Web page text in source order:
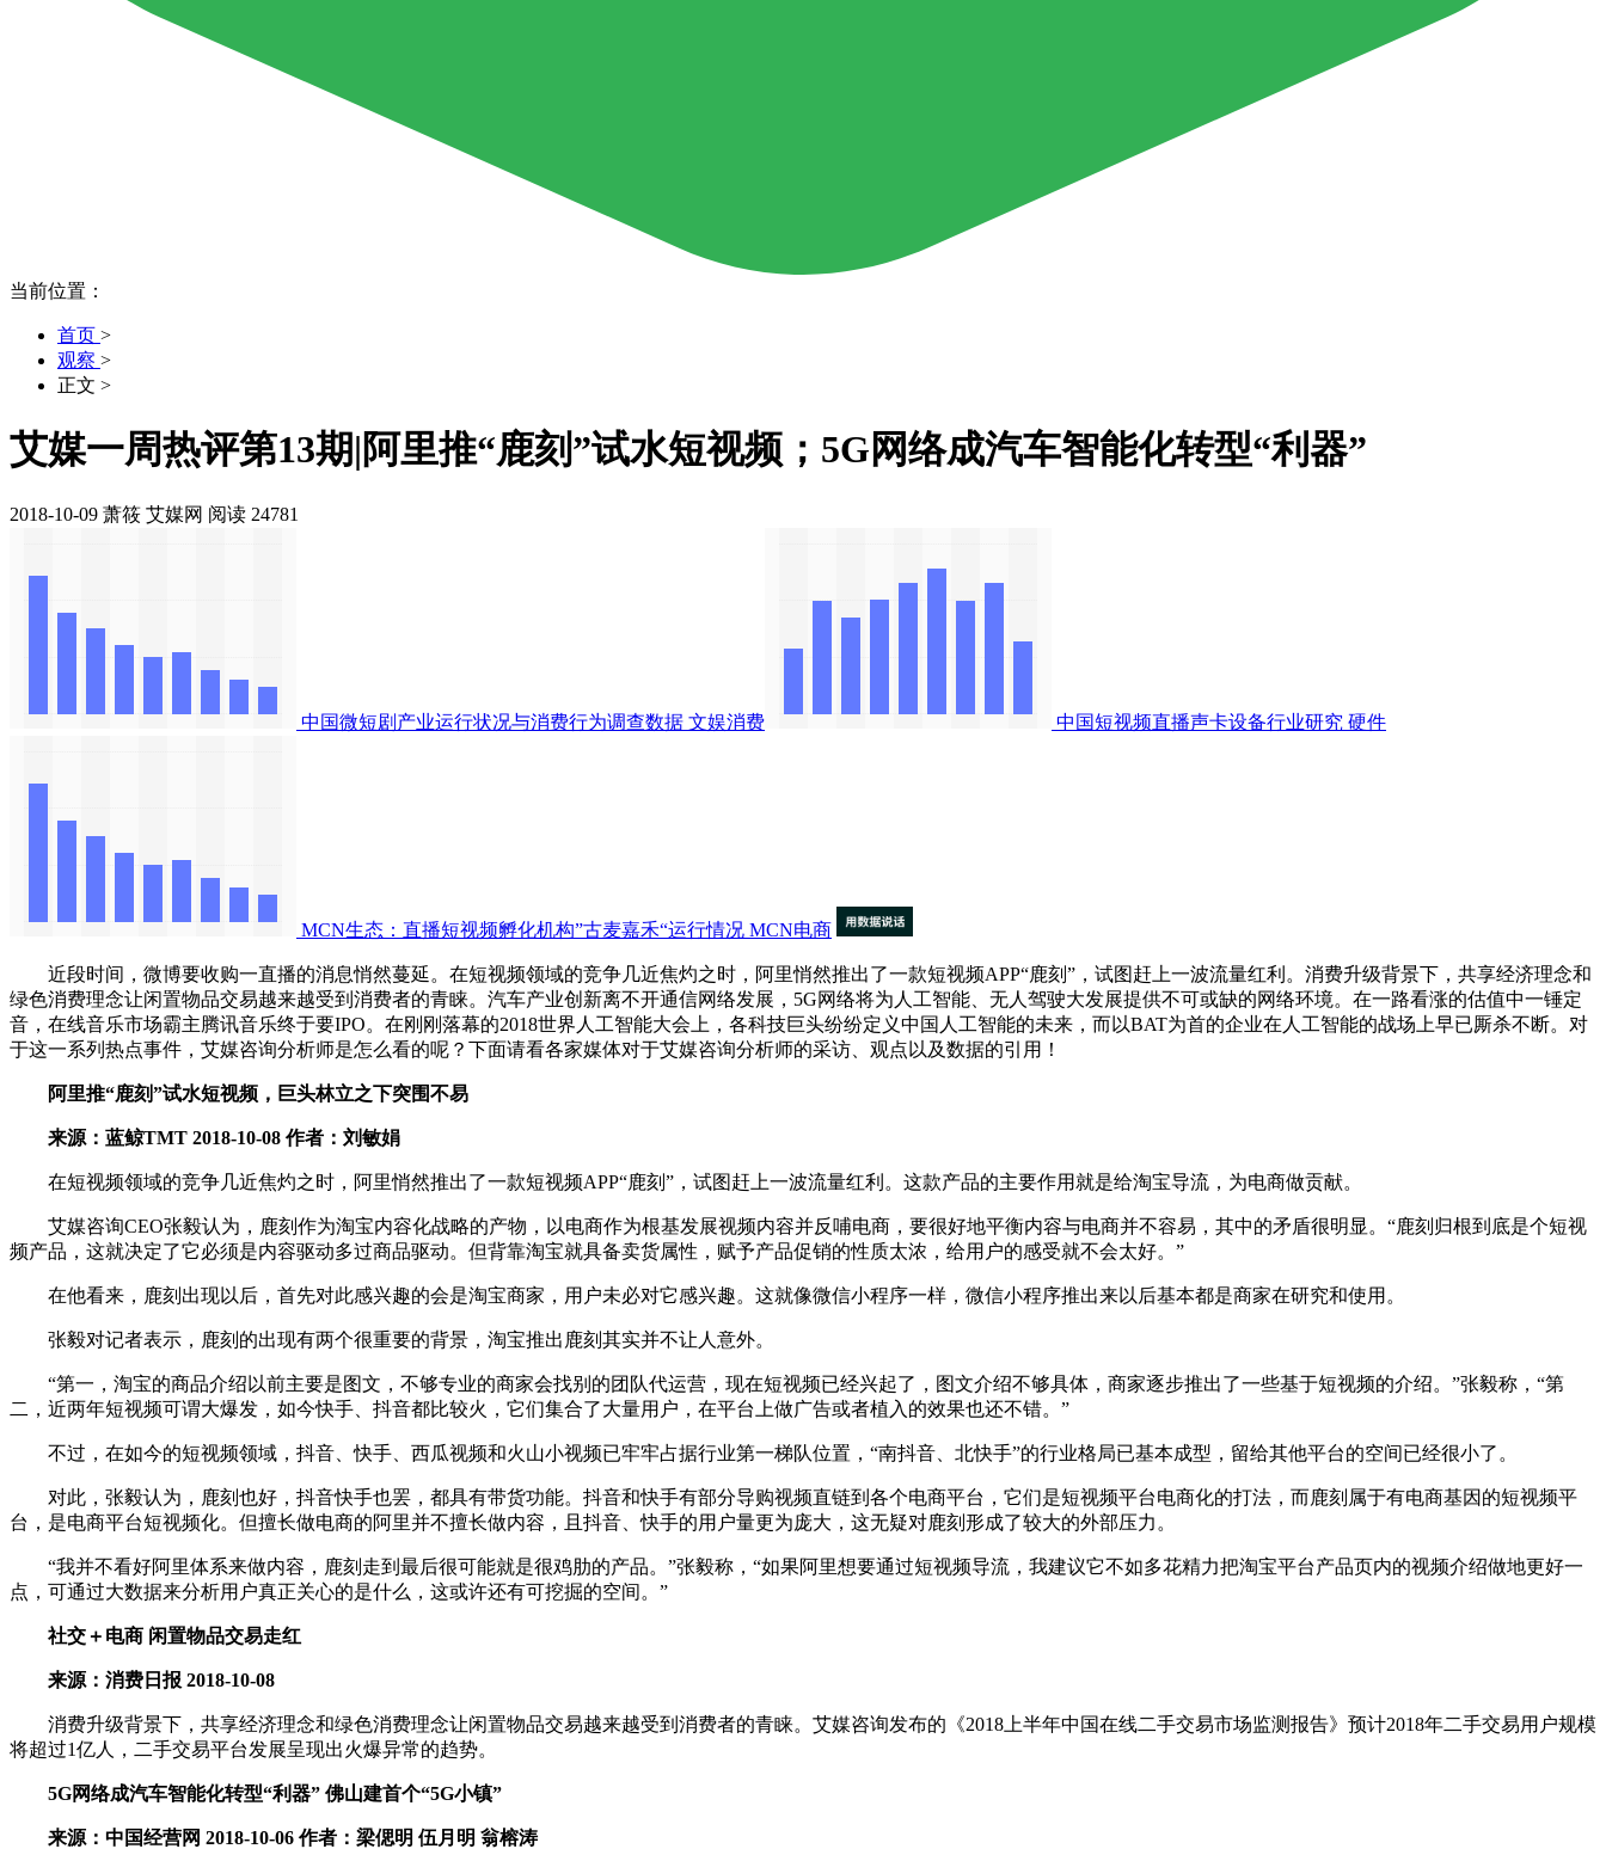
当前位置：
首页 >
观察 >
正文 >
艾媒一周热评第13期|阿里推“鹿刻”试水短视频；5G网络成汽车智能化转型“利器”
2018-10-09 萧筱 艾媒网 阅读 24781
中国微短剧产业运行状况与消费行为调查数据 文娱消费 中国短视频直播声卡设备行业研究 硬件
MCN生态：直播短视频孵化机构”古麦嘉禾“运行情况 MCN电商
近段时间，微博要收购一直播的消息悄然蔓延。在短视频领域的竞争几近焦灼之时，阿里悄然推出了一款短视频APP“鹿刻”，试图赶上一波流量红利。消费升级背景下，共享经济理念和
绿色消费理念让闲置物品交易越来越受到消费者的青睐。汽车产业创新离不开通信网络发展，5G网络将为人工智能、无人驾驶大发展提供不可或缺的网络环境。在一路看涨的估值中一锤定
音，在线音乐市场霸主腾讯音乐终于要IPO。在刚刚落幕的2018世界人工智能大会上，各科技巨头纷纷定义中国人工智能的未来，而以BAT为首的企业在人工智能的战场上早已厮杀不断。对
于这一系列热点事件，艾媒咨询分析师是怎么看的呢？下面请看各家媒体对于艾媒咨询分析师的采访、观点以及数据的引用！
阿里推“鹿刻”试水短视频，巨头林立之下突围不易
来源：蓝鲸TMT 2018-10-08 作者：刘敏娟
在短视频领域的竞争几近焦灼之时，阿里悄然推出了一款短视频APP“鹿刻”，试图赶上一波流量红利。这款产品的主要作用就是给淘宝导流，为电商做贡献。
艾媒咨询CEO张毅认为，鹿刻作为淘宝内容化战略的产物，以电商作为根基发展视频内容并反哺电商，要很好地平衡内容与电商并不容易，其中的矛盾很明显。“鹿刻归根到底是个短视
频产品，这就决定了它必须是内容驱动多过商品驱动。但背靠淘宝就具备卖货属性，赋予产品促销的性质太浓，给用户的感受就不会太好。”
在他看来，鹿刻出现以后，首先对此感兴趣的会是淘宝商家，用户未必对它感兴趣。这就像微信小程序一样，微信小程序推出来以后基本都是商家在研究和使用。
张毅对记者表示，鹿刻的出现有两个很重要的背景，淘宝推出鹿刻其实并不让人意外。
“第一，淘宝的商品介绍以前主要是图文，不够专业的商家会找别的团队代运营，现在短视频已经兴起了，图文介绍不够具体，商家逐步推出了一些基于短视频的介绍。”张毅称，“第
二，近两年短视频可谓大爆发，如今快手、抖音都比较火，它们集合了大量用户，在平台上做广告或者植入的效果也还不错。”
不过，在如今的短视频领域，抖音、快手、西瓜视频和火山小视频已牢牢占据行业第一梯队位置，“南抖音、北快手”的行业格局已基本成型，留给其他平台的空间已经很小了。
对此，张毅认为，鹿刻也好，抖音快手也罢，都具有带货功能。抖音和快手有部分导购视频直链到各个电商平台，它们是短视频平台电商化的打法，而鹿刻属于有电商基因的短视频平
台，是电商平台短视频化。但擅长做电商的阿里并不擅长做内容，且抖音、快手的用户量更为庞大，这无疑对鹿刻形成了较大的外部压力。
“我并不看好阿里体系来做内容，鹿刻走到最后很可能就是很鸡肋的产品。”张毅称，“如果阿里想要通过短视频导流，我建议它不如多花精力把淘宝平台产品页内的视频介绍做地更好一
点，可通过大数据来分析用户真正关心的是什么，这或许还有可挖掘的空间。”
社交＋电商 闲置物品交易走红
来源：消费日报 2018-10-08
消费升级背景下，共享经济理念和绿色消费理念让闲置物品交易越来越受到消费者的青睐。艾媒咨询发布的《2018上半年中国在线二手交易市场监测报告》预计2018年二手交易用户规模
将超过1亿人，二手交易平台发展呈现出火爆异常的趋势。
5G网络成汽车智能化转型“利器” 佛山建首个“5G小镇”
来源：中国经营网 2018-10-06 作者：梁偲明 伍月明 翁榕涛